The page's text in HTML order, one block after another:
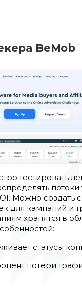
BeMob
тестировать
Можно создать
для кампаний и
хранятся в
статусы
потери